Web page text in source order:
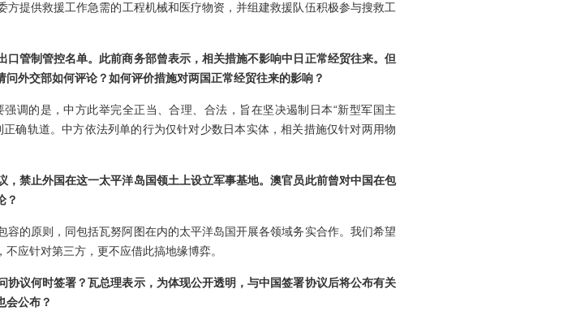
提供救援工作急需的工程机械和医疗物资，并组建救援队伍积极参与搜救工
管制管控名单。此前商务部曾表示，相关措施不影响中日正常经贸往来。但
外交部如何评论？如何评价措施对两国正常经贸往来的影响？
调的是，中方此举完全正当、合理、合法，旨在坚决遏制日本“新型军国主
确轨道。中方依法列单的行为仅针对少数日本实体，相关措施仅针对两用物
禁止外国在这一太平洋岛国领土上设立军事基地。澳官员此前曾对中国在包
？
的原则，同包括瓦努阿图在内的太平洋岛国开展各领域务实合作。我们希望
应针对第三方，更不应借此搞地缘博弈。
议何时签署？瓦总理表示，为体现公开透明，与中国签署协议后将公布有关
会公布？